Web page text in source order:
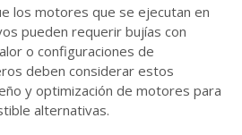
los motores que se ejecutan en
pueden requerir bujías con
o configuraciones de
deben considerar estos
y optimización de motores para
alternativas.